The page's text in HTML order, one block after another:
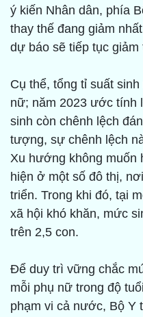
ý kiến Nhân dân, phía
thay thế đang giảm
dự báo sẽ tiếp tục
Cụ thể, tổng tỉ suất
nữ; năm 2023 ước tính
sinh còn chênh lệch
tượng, sự chênh lệch
Xu hướng không muốn
hiện ở một số đô thị,
triển. Trong khi đó, tại
xã hội khó khăn, mức
trên 2,5 con.
Để duy trì vững chắc
mỗi phụ nữ trong độ
phạm vi cả nước, Bộ Y